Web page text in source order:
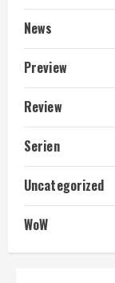
News
Preview
Review
Serien
Uncategorized
WoW